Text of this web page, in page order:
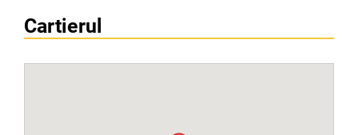
Cartierul